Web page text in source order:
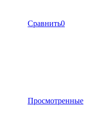
Сравнить0
Просмотренные